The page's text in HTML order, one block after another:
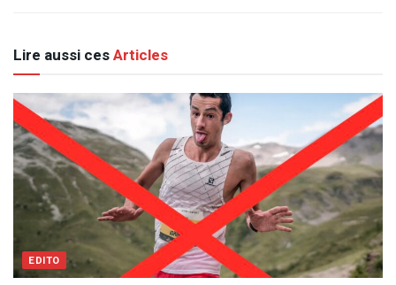
Lire aussi cesArticles
EDITO